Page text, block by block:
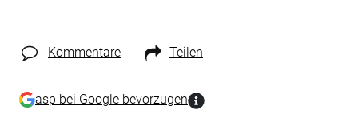
Kommentare Teilen
asp bei Google bevorzugen